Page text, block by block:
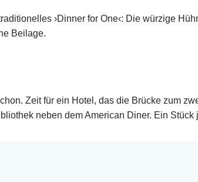
›Dinner for One‹: Die würzige
Beilage.
Zeit für ein Hotel, das die Brücke zum
neben dem American Diner. Ein Stück